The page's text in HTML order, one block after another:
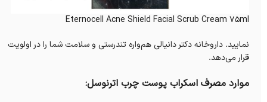
Eternocell Acne Shield Facial Scrub Cream 75ml
نمایید. داروخانه‌ دکتر دانیالی هم‌واره تندرستی و سلامت شما را در اولویت
قرار می‌دهد.
موارد مصرف اسکراب پوست چرب اترنوسل: